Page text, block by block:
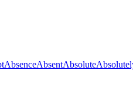
AbsenceAbsentAbsolute